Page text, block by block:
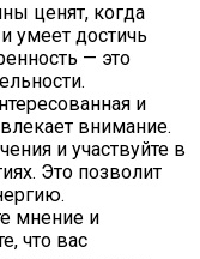
ценят, когда
умеет достичь
— это
и
внимание.
и участвуйте в
Это позволит
мнение и
что вас